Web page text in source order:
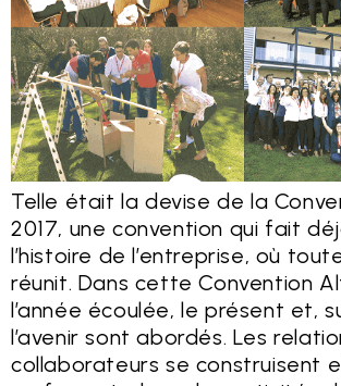
Telle était la devise de la
2017, une convention qui fait
l’histoire de l’entreprise, où
réunit. Dans cette Convention
l’année écoulée, le présent et,
l’avenir sont abordés. Les
collaborateurs se construisent